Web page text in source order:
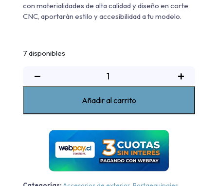
con materialidades de alta calidad y diseño en corte
CNC, aportarán estilo y accesibilidad a tu modelo.
7 disponibles
−
cantidad
+
Añadir al carrito